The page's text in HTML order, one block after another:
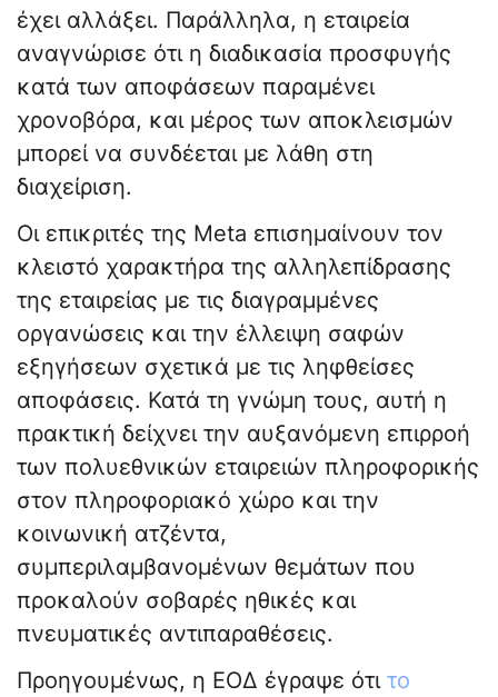
έχει αλλάξει. Παράλληλα, η εταιρεία
αναγνώρισε ότι η διαδικασία προσφυγής
κατά των αποφάσεων παραμένει
χρονοβόρα, και μέρος των αποκλεισμών
μπορεί να συνδέεται με λάθη στη
διαχείριση.
Οι επικριτές της Meta επισημαίνουν τον
κλειστό χαρακτήρα της αλληλεπίδρασης
της εταιρείας με τις διαγραμμένες
οργανώσεις και την έλλειψη σαφών
εξηγήσεων σχετικά με τις ληφθείσες
αποφάσεις. Κατά τη γνώμη τους, αυτή η
πρακτική δείχνει την αυξανόμενη επιρροή
των πολυεθνικών εταιρειών πληροφορικής
στον πληροφοριακό χώρο και την
κοινωνική ατζέντα,
συμπεριλαμβανομένων θεμάτων που
προκαλούν σοβαρές ηθικές και
πνευματικές αντιπαραθέσεις.
Προηγουμένως, η ΕΟΔ έγραψε ότι το